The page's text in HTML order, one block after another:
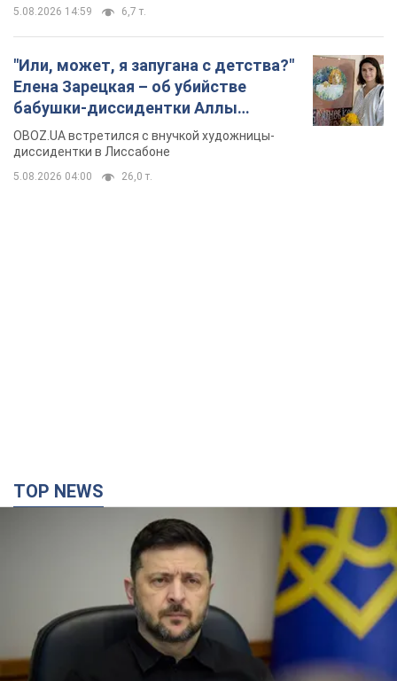
5.08.2026 14:59 6,7 т.
"Или, может, я запугана с детства?"
Елена Зарецкая – об убийстве
бабушки-диссидентки Аллы
Горской, критике сына Стуса и
бегстве в Португалию с пятью
детьми
OBOZ.UA встретился с внучкой художницы-
диссидентки в Лиссабоне
5.08.2026 04:00 26,0 т.
TOP NEWS